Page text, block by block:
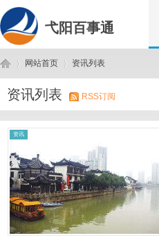
弋阳百事通
弋 ›
网站首页
›
资讯列表
资讯列表 RSS订阅
资讯